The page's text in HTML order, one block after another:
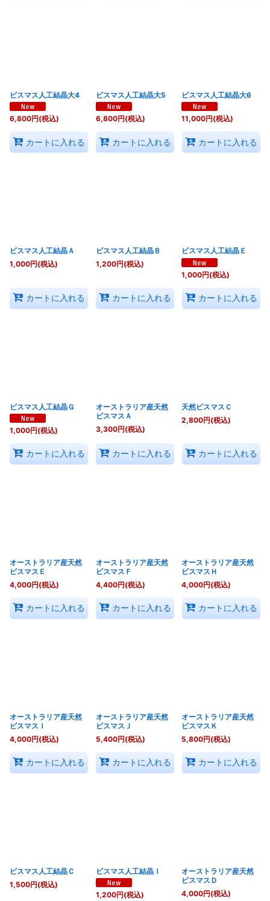
ビスマス人工結晶大4
6,800円(税込)
カートに入れる
ビスマス人工結晶大5
6,800円(税込)
カートに入れる
ビスマス人工結晶大6
11,000円(税込)
カートに入れる
ビスマス人工結晶Ａ
1,000円(税込)
カートに入れる
ビスマス人工結晶Ｂ
1,200円(税込)
カートに入れる
ビスマス人工結晶Ｅ
1,000円(税込)
カートに入れる
ビスマス人工結晶Ｇ
1,000円(税込)
カートに入れる
オーストラリア産天然
ビスマスＡ
3,300円(税込)
カートに入れる
天然ビスマスＣ
2,800円(税込)
カートに入れる
オーストラリア産天然
ビスマスＥ
4,000円(税込)
カートに入れる
オーストラリア産天然
ビスマスＦ
4,400円(税込)
カートに入れる
オーストラリア産天然
ビスマスＨ
4,000円(税込)
カートに入れる
オーストラリア産天然
ビスマスＩ
4,000円(税込)
カートに入れる
オーストラリア産天然
ビスマスＪ
5,400円(税込)
カートに入れる
オーストラリア産天然
ビスマスＫ
5,800円(税込)
カートに入れる
ビスマス人工結晶Ｃ
1,500円(税込)
ビスマス人工結晶Ｉ
1,200円(税込)
オーストラリア産天然
ビスマスＤ
4,000円(税込)